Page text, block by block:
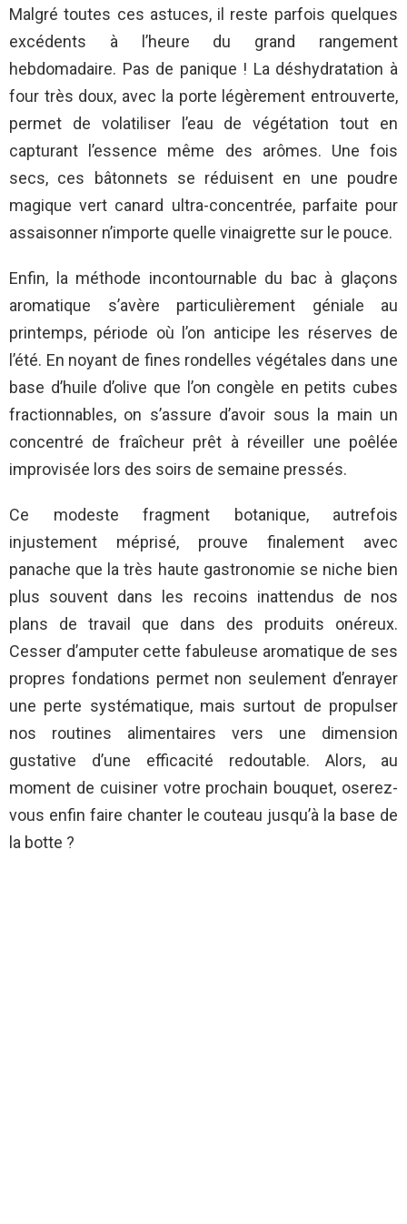
Malgré toutes ces astuces, il reste parfois quelques
excédents à l’heure du grand rangement
hebdomadaire. Pas de panique ! La déshydratation à
four très doux, avec la porte légèrement entrouverte,
permet de volatiliser l’eau de végétation tout en
capturant l’essence même des arômes. Une fois
secs, ces bâtonnets se réduisent en une poudre
magique vert canard ultra-concentrée, parfaite pour
assaisonner n’importe quelle vinaigrette sur le pouce.
Enfin, la méthode incontournable du bac à glaçons
aromatique s’avère particulièrement géniale au
printemps, période où l’on anticipe les réserves de
l’été. En noyant de fines rondelles végétales dans une
base d’huile d’olive que l’on congèle en petits cubes
fractionnables, on s’assure d’avoir sous la main un
concentré de fraîcheur prêt à réveiller une poêlée
improvisée lors des soirs de semaine pressés.
Ce modeste fragment botanique, autrefois
injustement méprisé, prouve finalement avec
panache que la très haute gastronomie se niche bien
plus souvent dans les recoins inattendus de nos
plans de travail que dans des produits onéreux.
Cesser d’amputer cette fabuleuse aromatique de ses
propres fondations permet non seulement d’enrayer
une perte systématique, mais surtout de propulser
nos routines alimentaires vers une dimension
gustative d’une efficacité redoutable. Alors, au
moment de cuisiner votre prochain bouquet, oserez-
vous enfin faire chanter le couteau jusqu’à la base de
la botte ?